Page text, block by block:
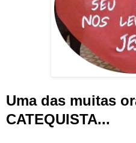
Uma das muitas
CATEQUISTA...